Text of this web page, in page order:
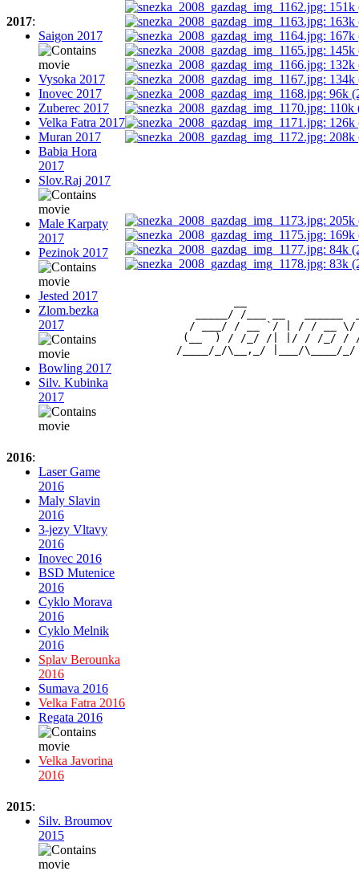
2017:
Saigon 2017
Vysoka 2017
Inovec 2017
Zuberec 2017
Velka Fatra 2017
Muran 2017
Babia Hora
2017
Slov.Raj 2017
Male Karpaty
2017
Pezinok 2017
Jested 2017
Zlom.bezka
2017
Bowling 2017
Silv. Kubinka
2017
2016:
Laser Game
2016
Maly Slavin
2016
3-jezy Vltavy
2016
Inovec 2016
BSD Mutenice
2016
Cyklo Morava
2016
Cyklo Melnik
2016
Splav Berounka
2016
Sumava 2016
Velka Fatra 2016
Regata 2016
Velka Javorina
2016
2015:
Silv. Broumov
2015
_____/ /___ __   ______
/ ___/ / __ `/ | / / __
(__  ) / /_/ /| |/ / /_/ /